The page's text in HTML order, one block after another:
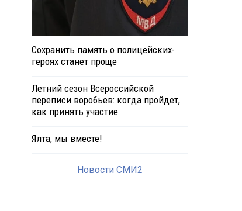
Сохранить память о полицейских-
героях станет проще
Летний сезон Всероссийской
переписи воробьев: когда пройдет,
как принять участие
Ялта, мы вместе!
Новости СМИ2